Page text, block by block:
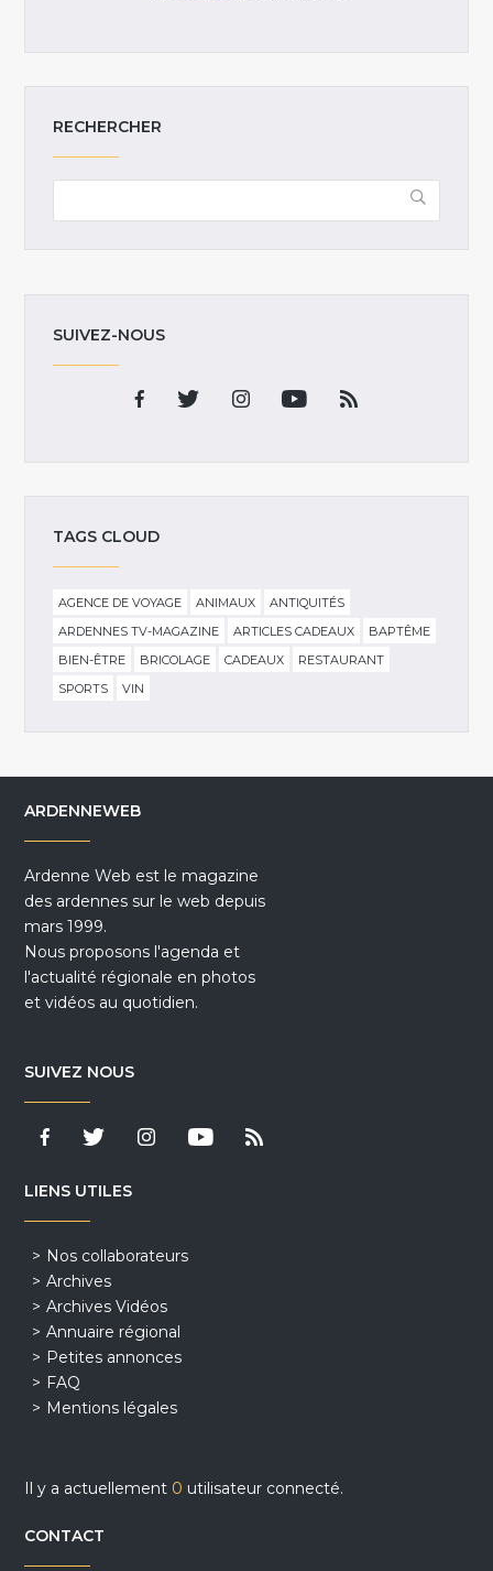
RECHERCHER
SUIVEZ-NOUS
TAGS CLOUD
AGENCE DE VOYAGE ANIMAUX
ANTIQUITÉS
ARDENNES TV-MAGAZINE
ARTICLES CADEAUX
BAPTÊME
BIEN-ÊTRE
BRICOLAGE CADEAUX
RESTAURANT
SPORTS
VIN
ARDENNEWEB
Ardenne Web est le magazine
des ardennes sur le web depuis
mars 1999.
Nous proposons l'agenda et
l'actualité régionale en photos
et vidéos au quotidien.
SUIVEZ NOUS
LIENS UTILES
Nos collaborateurs
Archives
Archives Vidéos
Annuaire régional
Petites annonces
FAQ
Mentions légales
Il y a actuellement 0 utilisateur connecté.
CONTACT